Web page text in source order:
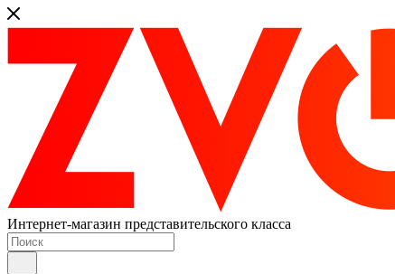
Интернет-магазин представительского класса